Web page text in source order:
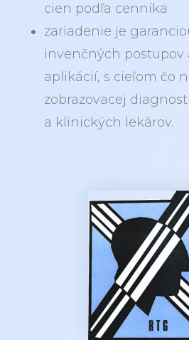
cien podľa cenníka
zariadenie je
invenčných postupov
aplikácií, s cieľom čo
zobrazovacej
a klinických lekárov.